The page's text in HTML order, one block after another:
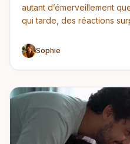
autant d’émerveillement
qui tarde, des réactions
Sophie